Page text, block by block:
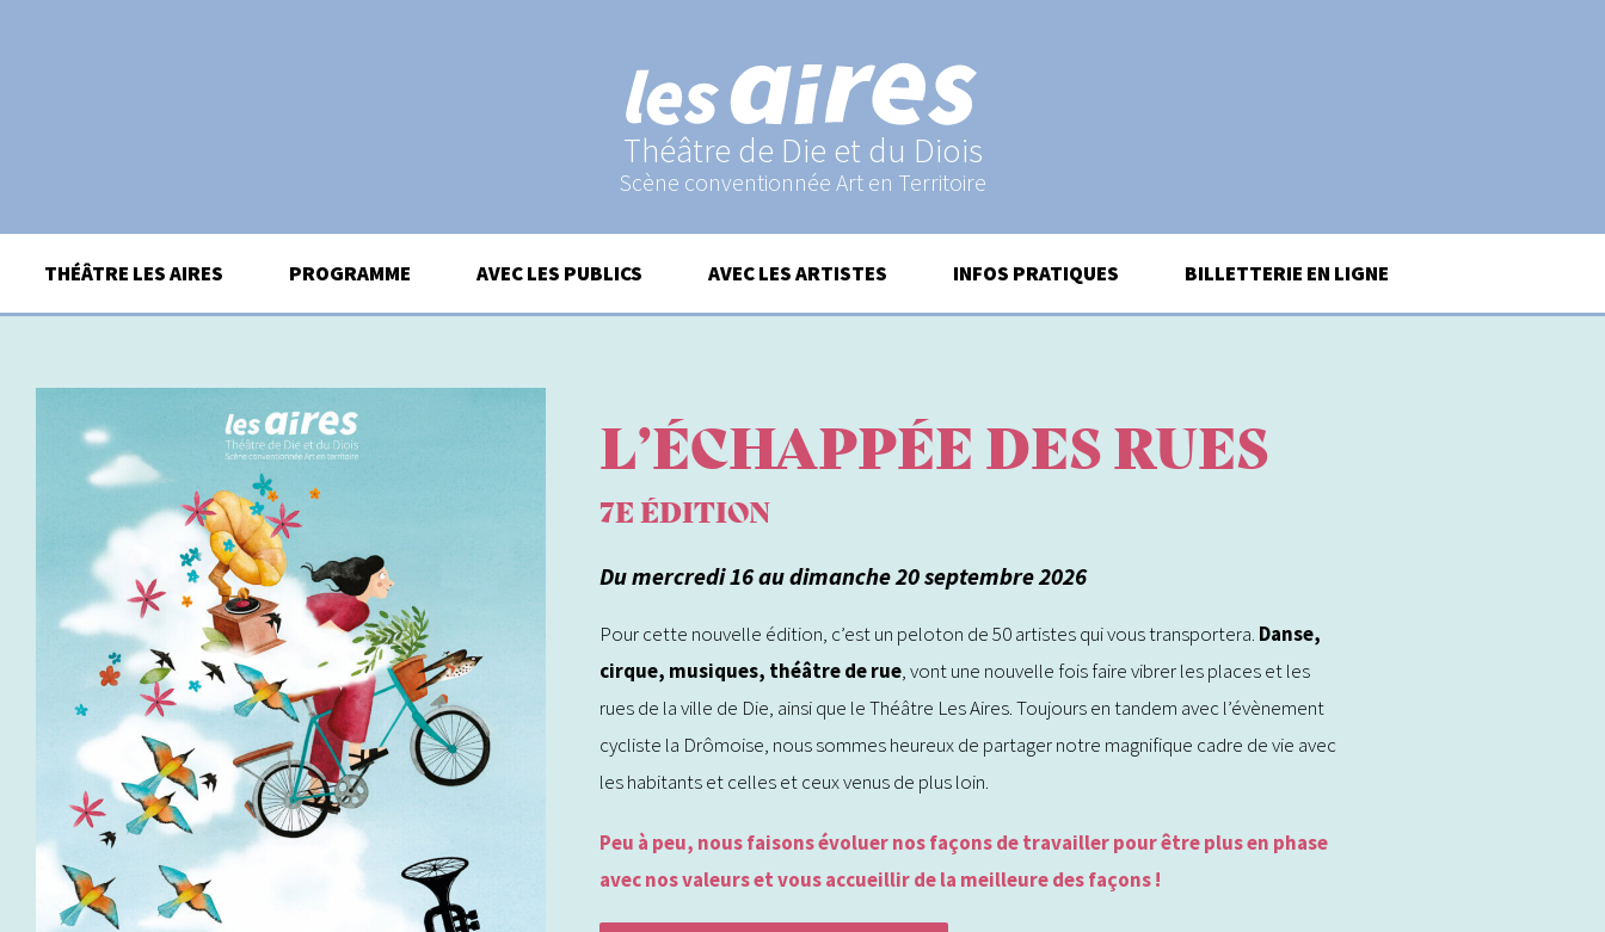
Théâtre de Die et du Diois
Scène conventionnée Art en Territoire
THÉÂTRE LES AIRES PROGRAMME AVEC LES PUBLICS AVEC LES ARTISTES INFOS PRATIQUES BILLETTERIE EN LIGNE
L’ÉCHAPPÉE DES RUES
7E ÉDITION
Du mercredi 16 au dimanche 20 septembre 2026
Pour cette nouvelle édition, c’est un peloton de 50 artistes qui vous transportera. Danse,
cirque, musiques, théâtre de rue, vont une nouvelle fois faire vibrer les places et les
rues de la ville de Die, ainsi que le Théâtre Les Aires. Toujours en tandem avec l’évènement
cycliste la Drômoise, nous sommes heureux de partager notre magnifique cadre de vie avec
les habitants et celles et ceux venus de plus loin.
Peu à peu, nous faisons évoluer nos façons de travailler pour être plus en phase
avec nos valeurs et vous accueillir de la meilleure des façons !